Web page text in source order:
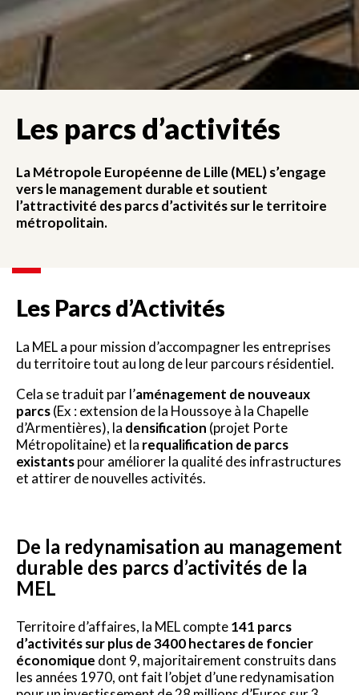
Les parcs d’activités
La Métropole Européenne de Lille (MEL) s’engage
vers le management durable et soutient
l’attractivité des parcs d’activités sur le territoire
métropolitain.
Les Parcs d’Activités
La MEL a pour mission d’accompagner les entreprises
du territoire tout au long de leur parcours résidentiel.
Cela se traduit par l’aménagement de nouveaux
parcs(Ex : extension de la Houssoye à la Chapelle
d’Armentières), la densification (projet Porte
Métropolitaine) et la requalification de parcs
existantspour améliorer la qualité des infrastructures
et attirer de nouvelles activités.
De la redynamisation au management
durable des parcs d’activités de la
MEL
Territoire d’affaires, la MEL compte141 parcs
d’activités sur plus de 3400 hectares de foncier
économique dont 9, majoritairement construits dans
les années 1970, ont fait l’objet d’une redynamisation